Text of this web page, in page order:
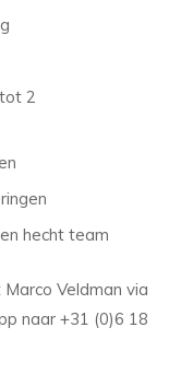
2
hecht team
Veldman via
naar +31 (0)6 18